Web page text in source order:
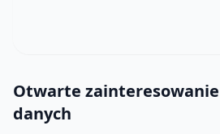
Otwarte zainteresowanie
danych